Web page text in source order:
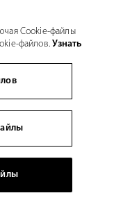
Cookie-файлы
файлов.Узнать